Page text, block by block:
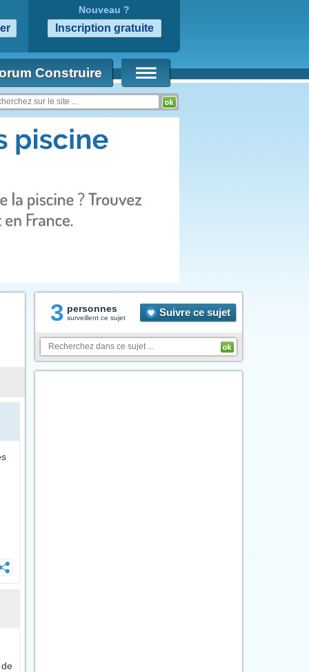
Nouveau ?
Construire
3 personnes
surveillent ce sujet Suivre ce sujet